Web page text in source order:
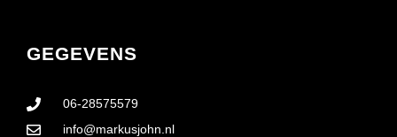
GEGEVENS
06-28575579
info@markusjohn.nl